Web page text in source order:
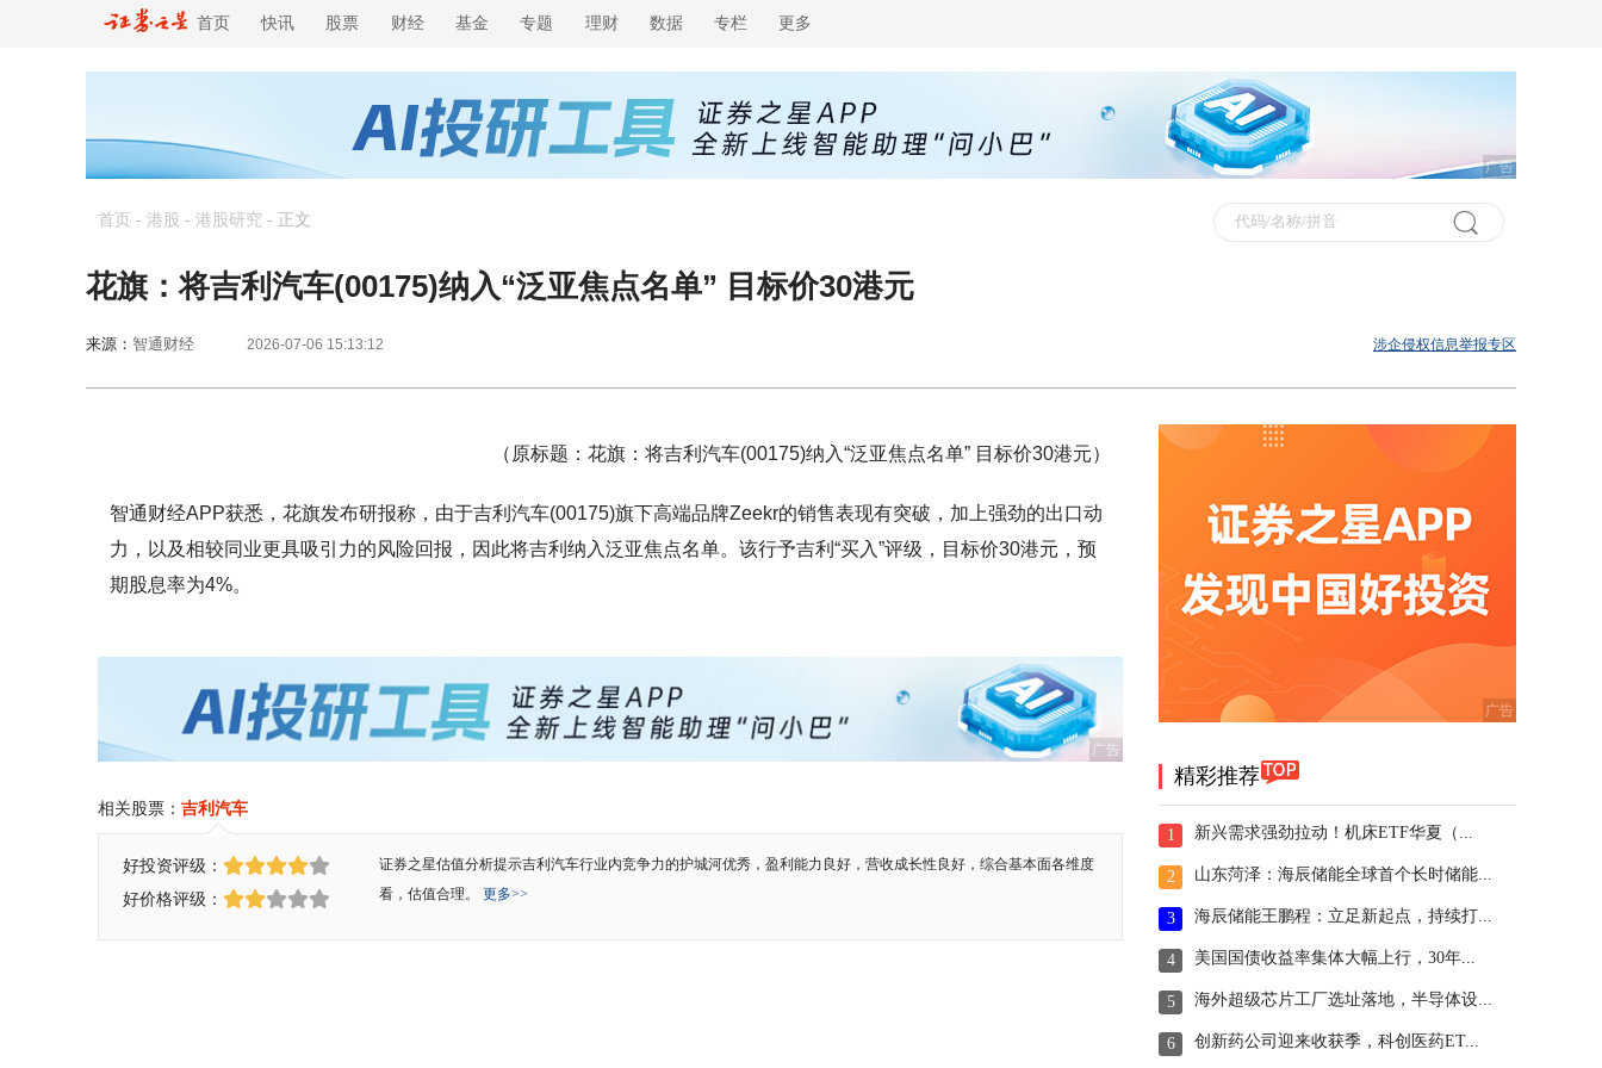
首页 快讯 股票 财经 基金 专题 理财 数据 专栏 更多
广告
首页 - 港股 - 港股研究 - 正文
花旗：将吉利汽车(00175)纳入“泛亚焦点名单” 目标价30港元
来源： 智通财经 2026-07-06 15:13:12 涉企侵权信息举报专区
（原标题：花旗：将吉利汽车(00175)纳入“泛亚焦点名单” 目标价30港元）
智通财经APP获悉，花旗发布研报称，由于吉利汽车(00175)旗下高端品牌Zeekr的销售表现有突破，加上强劲的出口动
力，以及相较同业更具吸引力的风险回报，因此将吉利纳入泛亚焦点名单。该行予吉利“买入”评级，目标价30港元，预
期股息率为4%。
广告
相关股票： 吉利汽车
好投资评级：
好价格评级：
证券之星估值分析提示吉利汽车行业内竞争力的护城河优秀，盈利能力良好，营收成长性良好，综合基本面各维度
看，估值合理。 更多>>
精彩推荐
1 新兴需求强劲拉动！机床ETF华夏（...
2 山东菏泽：海辰储能全球首个长时储能...
3 海辰储能王鹏程：立足新起点，持续打...
4 美国国债收益率集体大幅上行，30年...
5 海外超级芯片工厂选址落地，半导体设...
6 创新药公司迎来收获季，科创医药ET...